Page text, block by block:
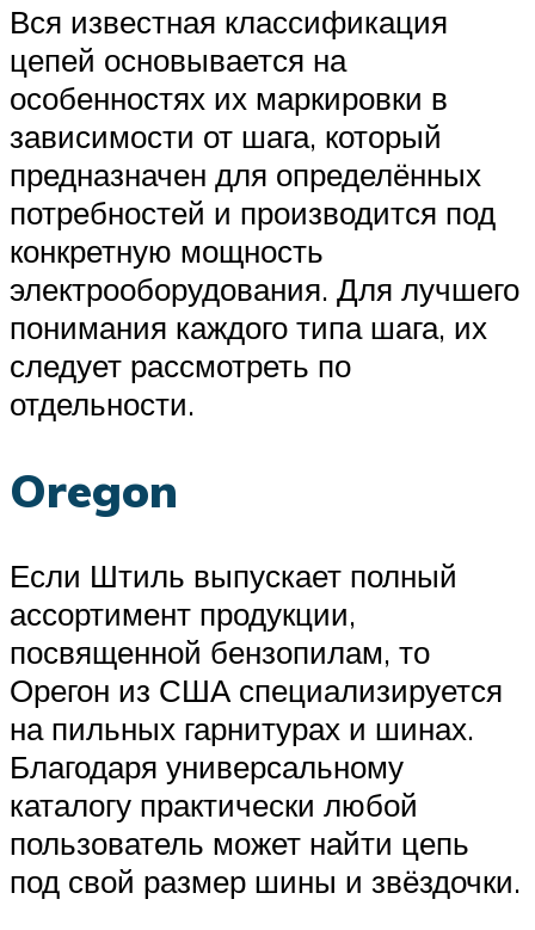
Вся известная классификация
цепей основывается на
особенностях их маркировки в
зависимости от шага, который
предназначен для определённых
потребностей и производится под
конкретную мощность
электрооборудования. Для лучшего
понимания каждого типа шага, их
следует рассмотреть по
отдельности.
Oregon
Если Штиль выпускает полный
ассортимент продукции,
посвященной бензопилам, то
Орегон из США специализируется
на пильных гарнитурах и шинах.
Благодаря универсальному
каталогу практически любой
пользователь может найти цепь
под свой размер шины и звёздочки.